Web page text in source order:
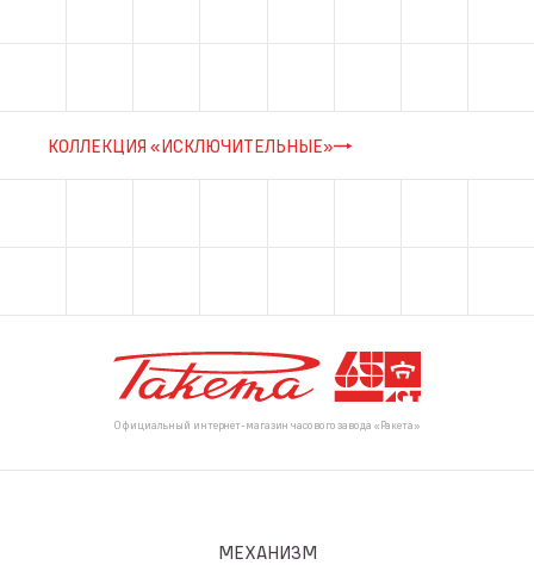
КОЛЛЕКЦИЯ «ИСКЛЮЧИТЕЛЬНЫЕ»
Официальный интернет-магазин часового завода «Ракета»
МЕХАНИЗМ